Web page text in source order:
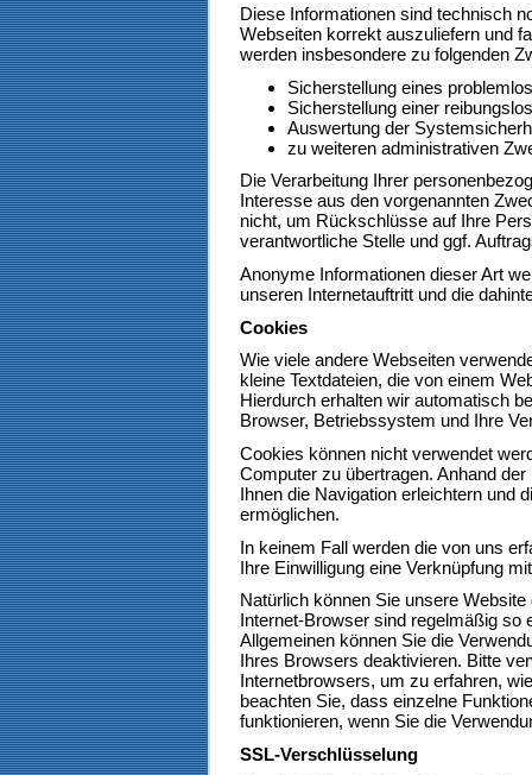
Diese Informationen sind technisch
Webseiten korrekt auszuliefern und
werden insbesondere zu folgenden
Sicherstellung eines
Sicherstellung einer
Auswertung der
zu weiteren administrativen
Die Verarbeitung Ihrer
Interesse aus den vorgenannten
nicht, um Rückschlüsse auf Ihre
verantwortliche Stelle und ggf.
Anonyme Informationen dieser Art
unseren Internetauftritt und die
Cookies
Wie viele andere Webseiten
kleine Textdateien, die von einem
Hierdurch erhalten wir automatisch
Browser, Betriebssystem und Ihre
Cookies können nicht verwendet
Computer zu übertragen. Anhand
Ihnen die Navigation erleichtern und
ermöglichen.
In keinem Fall werden die von uns
Ihre Einwilligung eine Verknüpfung
Natürlich können Sie unsere
Internet-Browser sind regelmäßig so
Allgemeinen können Sie die
Ihres Browsers deaktivieren. Bitte
Internetbrowsers, um zu erfahren,
beachten Sie, dass einzelne
funktionieren, wenn Sie die
SSL-Verschlüsselung